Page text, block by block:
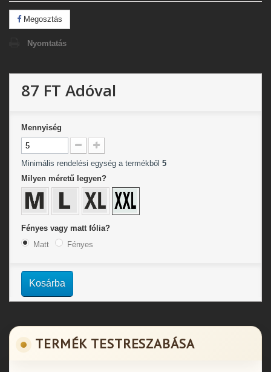
Megosztás
Nyomtatás
87 FT Adóval
Mennyiség
Minimális rendelési egység a termékből 5
Milyen méretű legyen?
Fényes vagy matt fólia?
Matt
Fényes
Kosárba
TERMÉK TESTRESZABÁSA